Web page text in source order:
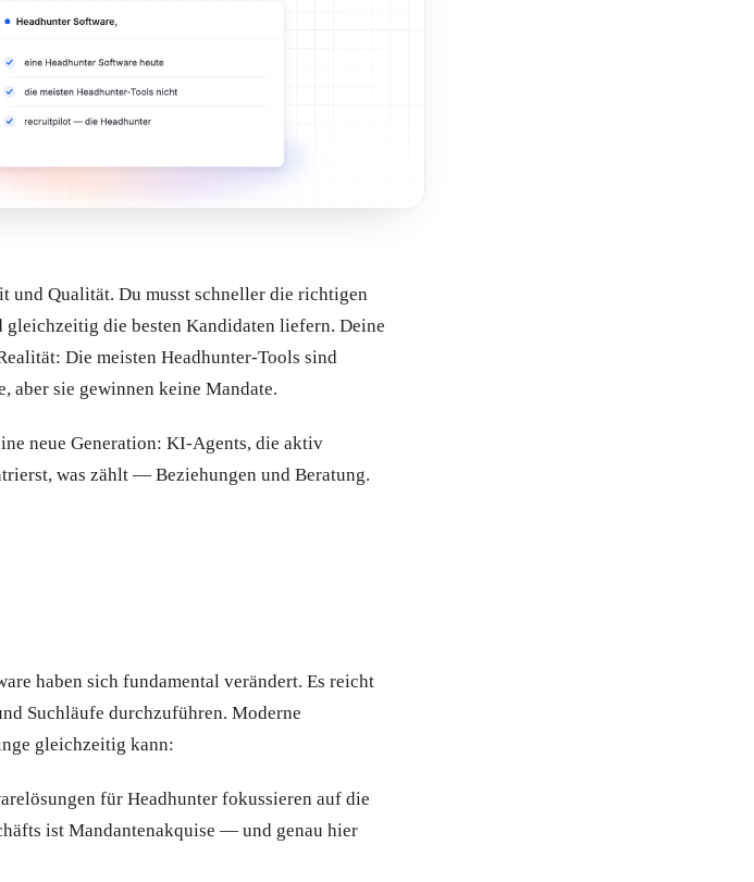
und Qualität. Du musst schneller die richtigen
die besten Kandidaten liefern. Deine
Die meisten Headhunter-Tools sind
aber sie gewinnen keine Mandate.
neue Generation: KI-Agents, die aktiv
was zählt — Beziehungen und Beratung.
haben sich fundamental verändert. Es reicht
Suchläufe durchzuführen. Moderne
gleichzeitig kann:
für Headhunter fokussieren auf die
ist Mandantenakquise — und genau hier